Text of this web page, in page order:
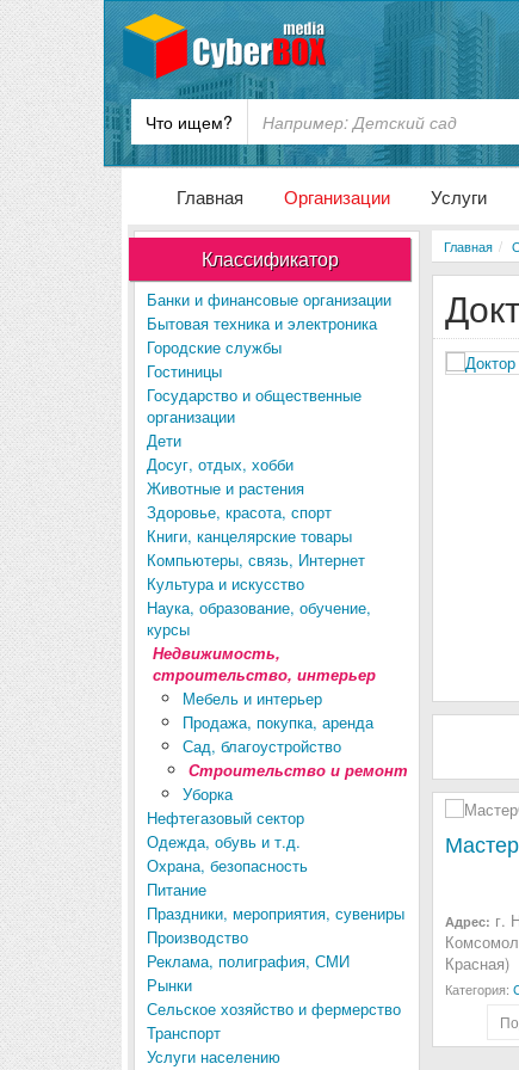
Что ищем?
Главная Организации Услуги
Классификатор
Банки и финансовые организации
Бытовая техника и электроника
Городские службы
Гостиницы
Государство и общественные
организации
Дети
Досуг, отдых, хобби
Животные и растения
Здоровье, красота, спорт
Книги, канцелярские товары
Компьютеры, связь, Интернет
Культура и искусство
Наука, образование, обучение,
курсы
Недвижимость,
строительство, интерьер
Мебель и интерьер
Продажа, покупка, аренда
Сад, благоустройство
Строительство и ремонт
Уборка
Нефтегазовый сектор
Одежда, обувь и т.д.
Охрана, безопасность
Питание
Праздники, мероприятия, сувениры
Производство
Реклама, полиграфия, СМИ
Рынки
Сельское хозяйство и фермерство
Транспорт
Услуги населению
Главная
Адрес: г.
Красная)
Категория: